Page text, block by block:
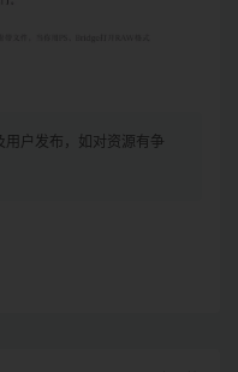
用户发布，如对资源有争